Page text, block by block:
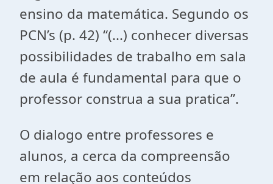
ensino da matemática. Segundo os
PCN’s (p. 42) “(...) conhecer diversas
possibilidades de trabalho em sala
de aula é fundamental para que o
professor construa a sua pratica”.
O dialogo entre professores e
alunos, a cerca da compreensão
em relação aos conteúdos